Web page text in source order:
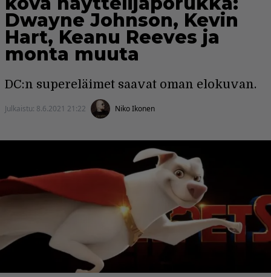
Dwayne Johnson, Kevin
Hart, Keanu Reeves ja
monta muuta
DC:n supereläimet saavat oman elokuvan.
Julkaistu: 8.6.2021 21:22 Niko Ikonen